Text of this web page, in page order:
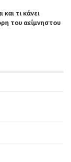
τι κάνει
του αείμνηστου